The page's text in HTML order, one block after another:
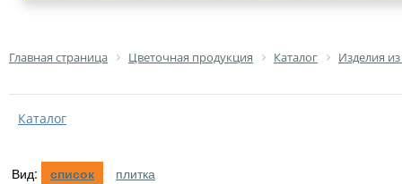
Главная страница Цветочная продукция Каталог Изделия
Каталог
Вид: список плитка